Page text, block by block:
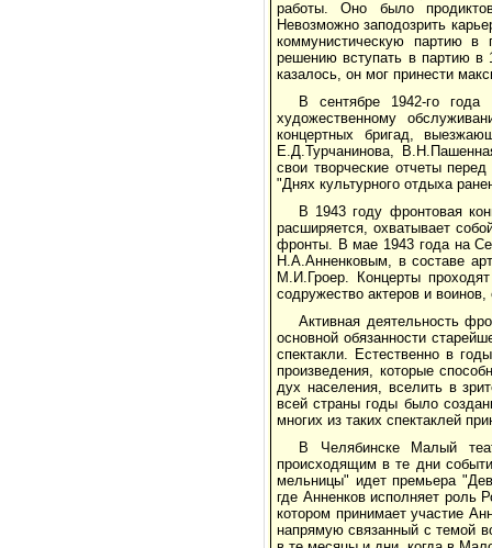
работы. Оно было
Невозможно заподозрить
коммунистическую партию в
решению вступать в партию в
казалось, он мог принести
В сентябре 1942-го
художественному
концертных бригад,
Е.Д.Турчанинова,
свои творческие отчеты
"Днях культурного отдыха
В 1943 году фронтовая
расширяется, охватывает
фронты. В мае 1943 года на
Н.А.Анненковым, в составе
М.И.Гроер. Концерты
содружество актеров и
Активная деятельность
основной обязанности
спектакли. Естественно в
произведения, которые
дух населения, вселить в
всей страны годы было
многих из таких спектаклей
В Челябинске Малый
происходящим в те дни
мельницы" идет премьера
где Анненков исполняет роль
котором принимает участие
напрямую связанный с темой